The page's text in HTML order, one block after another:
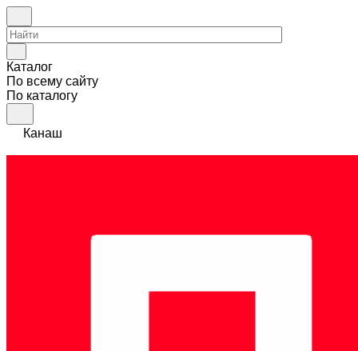
Каталог
По всему сайту
По каталогу
Канаш